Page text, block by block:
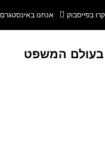
בפייסבוק אנחנו באינסטגרם
המשפט